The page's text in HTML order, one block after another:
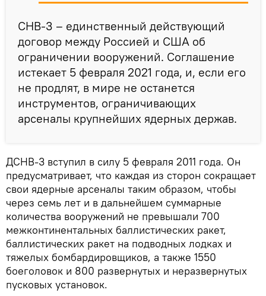
СНВ-3 – единственный действующий
договор между Россией и США об
ограничении вооружений. Соглашение
истекает 5 февраля 2021 года, и, если его
не продлят, в мире не останется
инструментов, ограничивающих
арсеналы крупнейших ядерных держав.
ДСНВ-3 вступил в силу 5 февраля 2011 года. Он
предусматривает, что каждая из сторон сокращает
свои ядерные арсеналы таким образом, чтобы
через семь лет и в дальнейшем суммарные
количества вооружений не превышали 700
межконтинентальных баллистических ракет,
баллистических ракет на подводных лодках и
тяжелых бомбардировщиков, а также 1550
боеголовок и 800 развернутых и неразвернутых
пусковых установок.